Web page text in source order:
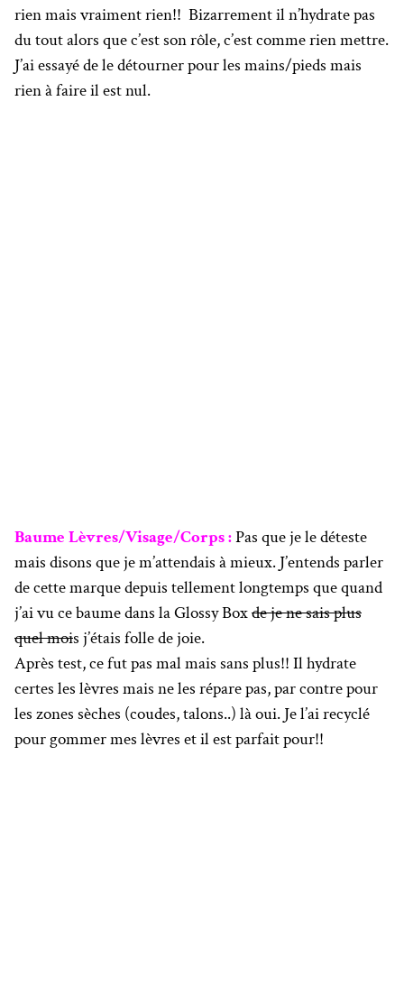
rien mais vraiment rien!! Bizarrement il n’hydrate pas
du tout alors que c’est son rôle, c’est comme rien mettre.
J’ai essayé de le détourner pour les mains/pieds mais
rien à faire il est nul.
Baume Lèvres/Visage/Corps :Pas que je le déteste
mais disons que je m’attendais à mieux. J’entends parler
de cette marque depuis tellement longtemps que quand
j’ai vu ce baume dans la Glossy Boxde je ne sais plus
quel mois j’étais folle de joie.
Après test, ce fut pas mal mais sans plus!! Il hydrate
certes les lèvres mais ne les répare pas, par contre pour
les zones sèches (coudes, talons..) là oui. Je l’ai recyclé
pour gommer mes lèvres et il est parfait pour!!